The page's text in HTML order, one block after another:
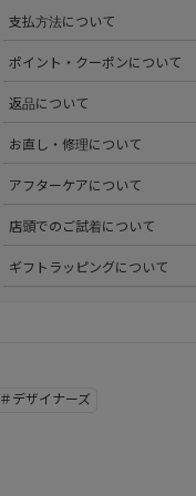
ださい。
支払方法について
・クレジットカード払い（
・PayPay
分割払いやご利用可能なクレ
ポイント・クーポンについて
す。
発行中のクーポンはマイペー
返品について
確認ください。
お直し・修理について
>修理については内容を確認
詳しくはこちらをご覧ください
アフターケアについて
店頭でのご試着について
くはこちらをご覧ください。
ギフトラッピングについて
＃デザイナーズ